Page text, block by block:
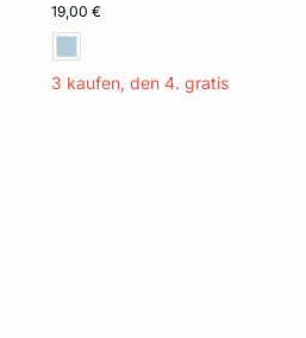
19,00 €
3 kaufen, den 4. gratis